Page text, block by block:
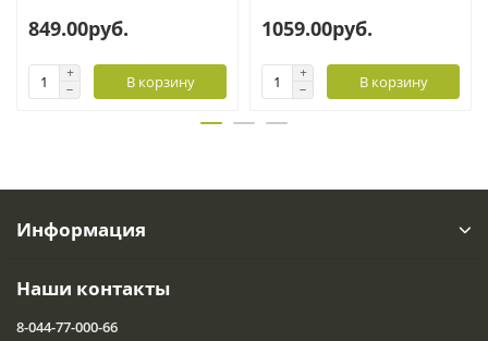
849.00руб.
В корзину
1059.00руб.
В корзину
Информация
Наши контакты
8-044-77-000-66